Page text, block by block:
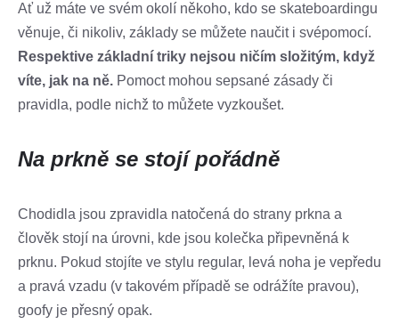
Ať už máte ve svém okolí někoho, kdo se skateboardingu
věnuje, či nikoliv, základy se můžete naučit i svépomocí.
Respektive základní triky nejsou ničím složitým, když
víte, jak na ně. Pomoct mohou sepsané zásady či
pravidla, podle nichž to můžete vyzkoušet.
Na prkně se stojí pořádně
Chodidla jsou zpravidla natočená do strany prkna a
člověk stojí na úrovni, kde jsou kolečka připevněná k
prknu. Pokud stojíte ve stylu regular, levá noha je vepředu
a pravá vzadu (v takovém případě se odrážíte pravou),
goofy je přesný opak.